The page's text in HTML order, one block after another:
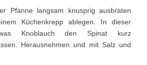
Pfanne langsam knusprig ausbraten
Küchenkrepp ablegen. In dieser
Knoblauch den Spinat kurz
Herausnehmen und mit Salz und